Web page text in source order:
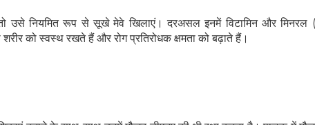
उसे नियमित रूप से सूखे मेवे खिलाएं। दरअसल इनमें विटामिन और मिनरल
शरीर को स्वस्थ रखते हैं और रोग प्रतिरोधक क्षमता को बढ़ाते हैं।